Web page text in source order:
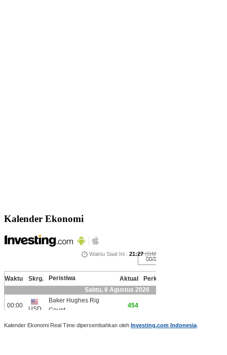
Kalender Ekonomi
Kalender Ekonomi Real Time dipersembahkan oleh Investing.com Indonesia